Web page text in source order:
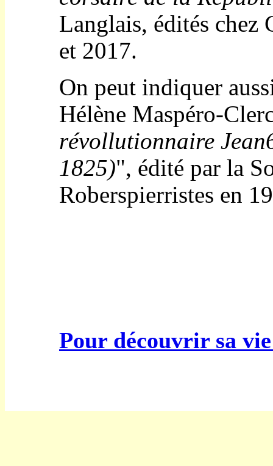
Langlais, édités chez
et 2017.
On peut indiquer
Hélène Maspéro-
révollutionnaire
1825)", édité par la
Roberspierristes en
Pour découvrir sa